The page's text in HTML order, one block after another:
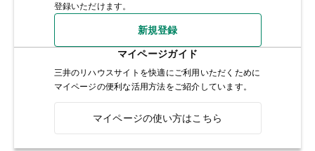
登録いただけます。
新規登録
マイページガイド
三井のリハウスサイトを快適にご利用いただくために
マイページの便利な活用方法をご紹介しています。
マイページの使い方はこちら